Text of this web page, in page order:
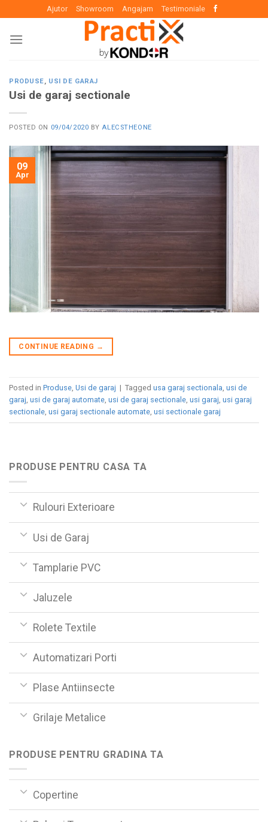
content
Ajutor Showroom Angajam Testimoniale
PRODUSE PENTRU CASA TA
Rulouri Exterioare
Usi de Garaj
Tamplarie PVC
Jaluzele
Rolete Textile
Automatizari Porti
Plase Antiinsecte
Grilaje Metalice
PRODUSE PENTRU GRADINA TA
Copertine
PRODUSE, USI DE GARAJ
Usi de garaj sectionale
POSTED ON 09/04/2020 BY ALECSTHEONE
09
Apr
CONTINUE READING →
Posted in Produse Usi de garaj | Tagged usa garaj sectionala usi de
garaj usi de garaj automate usi de garaj sectionale usi garaj usi garaj
sectionale usi garaj sectionale automate usi sectionale garaj